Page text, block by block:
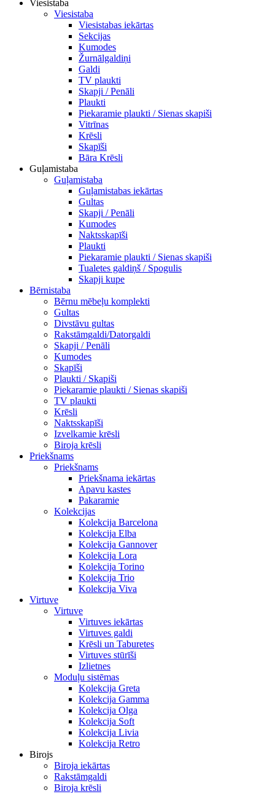
Viesistaba
Viesistaba
Viesistabas iekārtas
Sekcijas
Kumodes
Žurnālgaldiņi
Galdi
TV plaukti
Skapji / Penāli
Plaukti
Piekaramie plaukti / Sienas skapiši
Vitrīnas
Krēsli
Skapīši
Bāra Krēsli
Guļamistaba
Guļamistaba
Guļamistabas iekārtas
Gultas
Skapji / Penāli
Kumodes
Naktsskapīši
Plaukti
Piekaramie plaukti / Sienas skapiši
Tualetes galdiņš / Spogulis
Skapji kupe
Bērnistaba
Bērnu mēbeļu komplekti
Gultas
Divstāvu gultas
Rakstāmgaldi/Datorgaldi
Skapji / Penāli
Kumodes
Skapīši
Plaukti / Skapiši
Piekaramie plaukti / Sienas skapiši
TV plaukti
Krēsli
Naktsskapīši
Izvelkamie krēsli
Biroja krēsli
Priekšnams
Priekšnams
Priekšnama iekārtas
Apavu kastes
Pakaramie
Kolekcijas
Kolekcija Barcelona
Kolekcija Elba
Kolekcija Gannover
Kolekcija Lora
Kolekcija Torino
Kolekcija Trio
Kolekcija Viva
Virtuve
Virtuve
Virtuves iekārtas
Virtuves galdi
Krēsli un Taburetes
Virtuves stūrīši
Izlietnes
Moduļu sistēmas
Kolekcija Greta
Kolekcija Gamma
Kolekcija Olga
Kolekcija Soft
Kolekcija Livia
Kolekcija Retro
Birojs
Biroja iekārtas
Rakstāmgaldi
Biroja krēsli